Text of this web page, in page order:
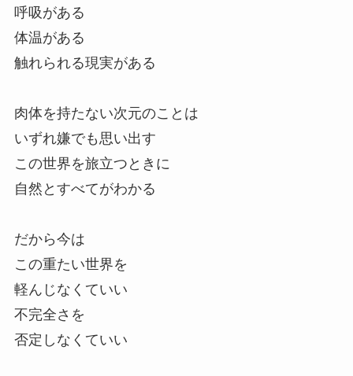
呼吸がある
体温がある
触れられる現実がある
肉体を持たない次元のことは
いずれ嫌でも思い出す
この世界を旅立つときに
自然とすべてがわかる
だから今は
この重たい世界を
軽んじなくていい
不完全さを
否定しなくていい